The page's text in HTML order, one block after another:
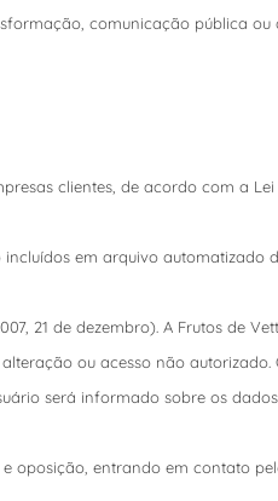
comunicação pública
clientes, de acordo com a Lei
em arquivo automatizado
21 de dezembro). A Frutos de
ou acesso não autorizado.
será informado sobre os
oposição, entrando em contato